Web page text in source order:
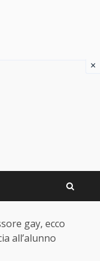
gay, ecco
all’alunno
×